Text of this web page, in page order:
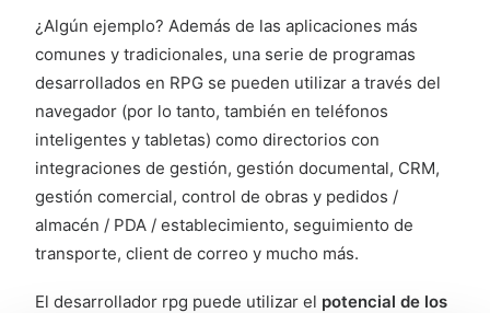
¿Algún ejemplo? Además de las aplicaciones más
comunes y tradicionales, una serie de programas
desarrollados en RPG se pueden utilizar a través del
navegador (por lo tanto, también en teléfonos
inteligentes y tabletas) como directorios con
integraciones de gestión, gestión documental, CRM,
gestión comercial, control de obras y pedidos /
almacén / PDA / establecimiento, seguimiento de
transporte, client de correo y mucho más.
El desarrollador rpg puede utilizar el potencial de los